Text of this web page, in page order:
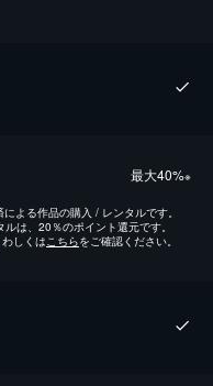
最⼤40%※
よる作品の購入 / レンタルです。
は、20％のポイント還元です。
しくは こちらをご確認ください。